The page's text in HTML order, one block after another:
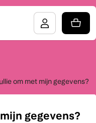
om met mijn gegevens?
gegevens?